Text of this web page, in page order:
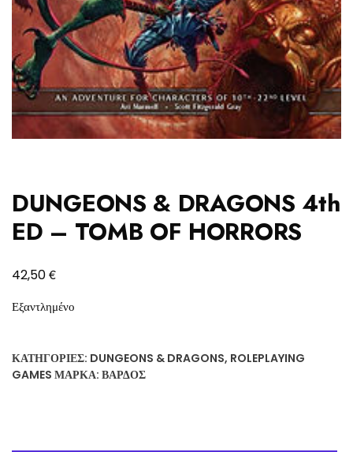
DUNGEONS & DRAGONS 4th
ED – TOMB OF HORRORS
42,50€
Εξαντλημένο
ΚΑΤΗΓΟΡΊΕΣ: DUNGEONS & DRAGONS, ROLEPLAYING
GAMES ΜΆΡΚΑ: ΒΆΡΔΟΣ